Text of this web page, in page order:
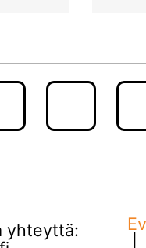
yhteyttä: